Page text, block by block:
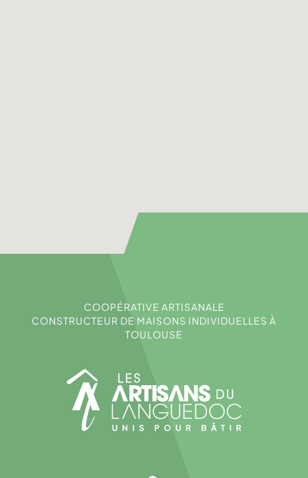
COOPÉRATIVE ARTISANALE
CONSTRUCTEUR DE MAISONS INDIVIDUELLES À
TOULOUSE